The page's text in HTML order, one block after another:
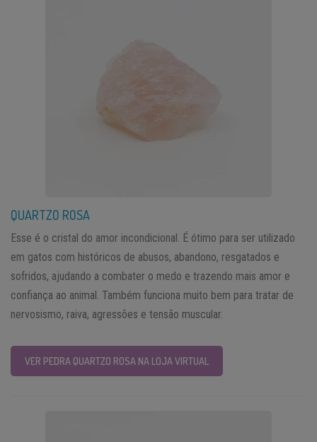
QUARTZO ROSA
Esse é o cristal do amor incondicional. É ótimo para ser utilizado
em gatos com históricos de abusos, abandono, resgatados e
sofridos, ajudando a combater o medo e trazendo mais amor e
confiança ao animal. Também funciona muito bem para tratar de
nervosismo, raiva, agressões e tensão muscular.
VER PEDRA QUARTZO ROSA NA LOJA VIRTUAL